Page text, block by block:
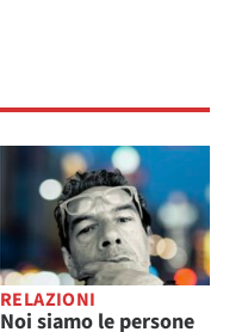
RELAZIONI
Noi siamo le persone